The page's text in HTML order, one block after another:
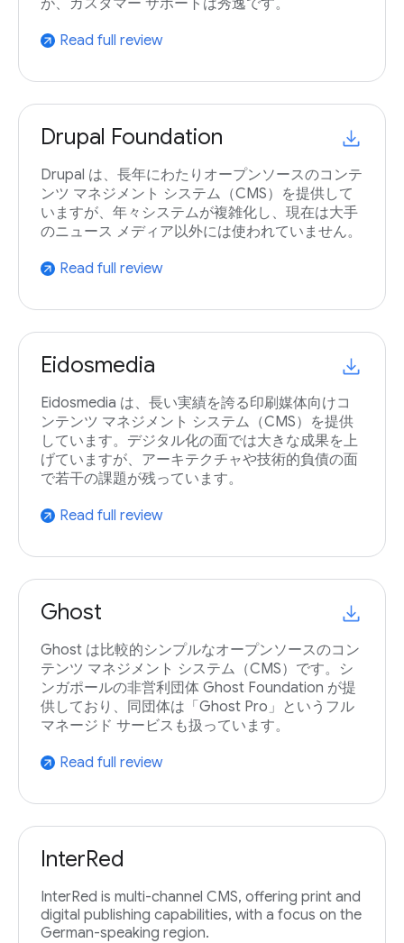
が、カスタマー サポートは秀逸です。
arrow_outward Read full review
Drupal Foundation
Drupal は、長年にわたりオープンソースのコンテ
ンツ マネジメント システム（CMS）を提供して
いますが、年々システムが複雑化し、現在は大手
のニュース メディア以外には使われていません。
arrow_outward Read full review
Eidosmedia
Eidosmedia は、長い実績を誇る印刷媒体向けコ
ンテンツ マネジメント システム（CMS）を提供
しています。デジタル化の面では大きな成果を上
げていますが、アーキテクチャや技術的負債の面
で若干の課題が残っています。
arrow_outward Read full review
Ghost
Ghost は比較的シンプルなオープンソースのコン
テンツ マネジメント システム（CMS）です。シ
ンガポールの非営利団体 Ghost Foundation が提
供しており、同団体は「Ghost Pro」というフル
マネージド サービスも扱っています。
arrow_outward Read full review
InterRed
InterRed is multi-channel CMS, offering print and
digital publishing capabilities, with a focus on the
German-speaking region.